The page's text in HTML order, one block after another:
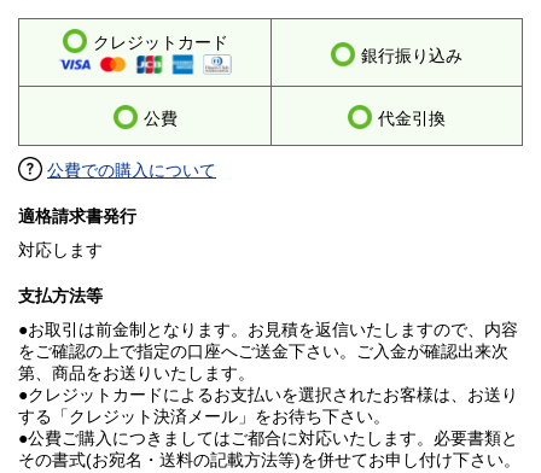
クレジットカード
銀行振り込み
公費 代金引換
公費での購入について
適格請求書発行
対応します
支払方法等
●お取引は前金制となります。お見積を返信いたしますので、内容
をご確認の上で指定の口座へご送金下さい。ご入金が確認出来次
第、商品をお送りいたします。
●クレジットカードによるお支払いを選択されたお客様は、お送り
する「クレジット決済メール」をお待ち下さい。
●公費ご購入につきましてはご都合に対応いたします。必要書類と
その書式(お宛名・送料の記載方法等)を併せてお申し付け下さい。